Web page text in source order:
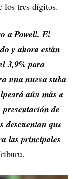
los tres dígitos.
a Powell. El
y ahora están
3,9% para
una nueva suba
aún más a
de
descuentan que
las principales